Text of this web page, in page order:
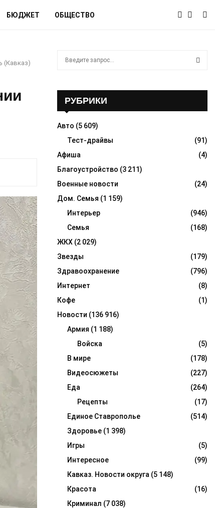
БЮДЖЕТ ОБЩЕСТВО
(Кавказ)
o
R
C
H
РУБРИКИ
Авто (5 609)
Тест-драйвы
(91)
Афиша
(4)
Благоустройство (3 211)
Военные новости
(24)
Дом. Семья (1 159)
Интерьер
(946)
Семья
(168)
ЖКХ (2 029)
Звезды
(179)
Здравоохранение
(796)
Интернет
(8)
Кофе
(1)
Новости (136 916)
Армия (1 188)
Войска
(5)
В мире
(178)
Видеосюжеты
(227)
Еда
(264)
Рецепты
(17)
Единое Ставрополье
(514)
Здоровье (1 398)
Игры
(5)
Интересное
(99)
Кавказ. Новости округа (5 148)
Красота
(16)
Криминал (7 038)